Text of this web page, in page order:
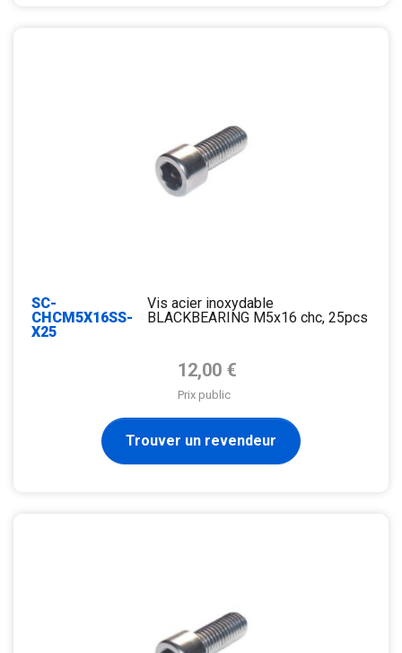
SC-
CHCM5X16SS-
X25
Vis acier inoxydable
BLACKBEARING M5x16 chc, 25pcs
Prix de base
12,00 €
Prix public
Trouver un revendeur